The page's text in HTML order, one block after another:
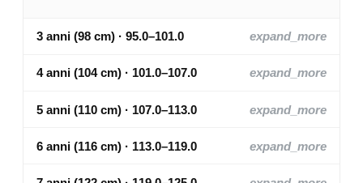
3 anni (98 cm) · 95.0–101.0 expand_more
4 anni (104 cm) · 101.0–107.0 expand_more
5 anni (110 cm) · 107.0–113.0 expand_more
6 anni (116 cm) · 113.0–119.0 expand_more